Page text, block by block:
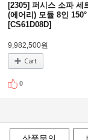
[2305] 퍼시스 소파 세
(에어리) 모듈 8인
[CS61D08D]
9,982,500원
0